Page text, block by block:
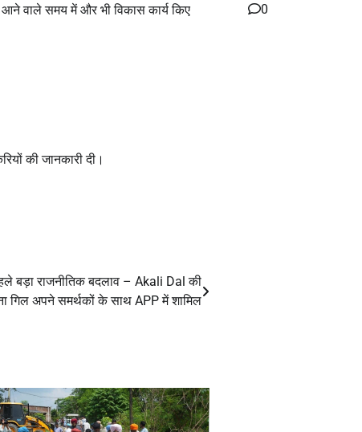
आने वाले समय में और भी विकास कार्य किए
की जानकारी दी।
बड़ा राजनीतिक बदलाव – Akali Dal की
गिल अपने समर्थकों के साथ APP में शामिल
0